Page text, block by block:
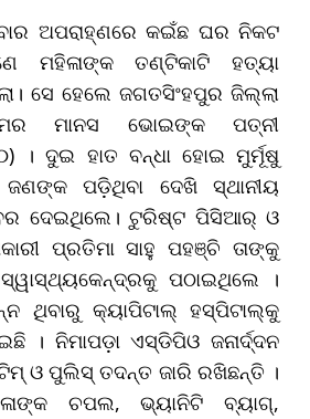
ଅପରାହ୍ଣରେ କଇଁଛ ଘର ନିକଟ
ମହିଳାଙ୍କ ତଣ୍ଟିକାଟି ହତ୍ୟା
ସେ ହେଲେ ଜଗତସିଂହପୁର ଜିଲ୍ଲା
ମାନସ ଭୋଇଙ୍କ ପତ୍ନୀ
। ଦୁଇ ହାତ ବନ୍ଧା ହୋଇ ମୁର୍ମୂଷୁ
ଜଣଙ୍କ ପଡ଼ିଥିବା ଦେଖି ସ୍ଥାନୀୟ
ଦେଇଥିଲେ। ଟୁରିଷ୍ଟ ପିସିଆର୍‌ ଓ
ପ୍ରତିମା ସାହୁ ପହଞ୍ଚି ତାଙ୍କୁ
ପଠାଇଥିଲେ ।
ଥିବାରୁ କ୍ୟାପିଟାଲ୍‌ ହସ୍ପିଟାଲ୍‌କୁ
। ନିମାପଡ଼ା ଏସ୍‌ଡିପିଓ ଜନାର୍ଦ୍ଦନ
ଓ ପୁଲିସ୍‌ ତଦନ୍ତ ଜାରି ରଖିଛନ୍ତି ।
ଚପଲ, ଭ୍ୟାନିଟି ବ୍ୟାଗ୍‌,